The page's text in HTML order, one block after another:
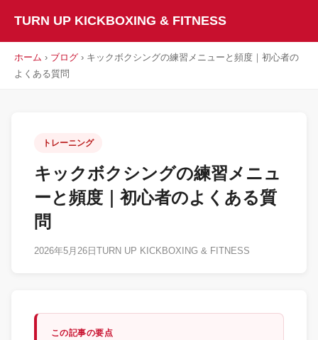
TURN UP KICKBOXING & FITNESS
ホーム › ブログ › キックボクシングの練習メニューと頻度｜初心者の
よくある質問
トレーニング
キックボクシングの練習メニュ
ーと頻度｜初心者のよくある質
問
2026年5月26日 TURN UP KICKBOXING & FITNESS
この記事の要点